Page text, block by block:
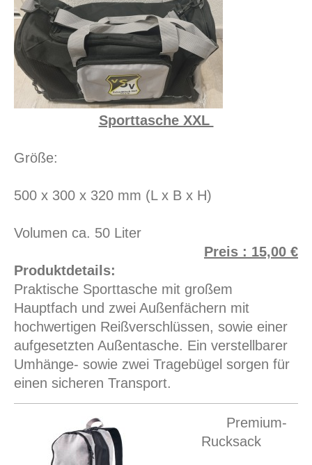
Sporttasche XXL
Größe:
500 x 300 x 320 mm (L x B x H)
Volumen ca. 50 Liter
Preis : 15,00 €
Produktdetails:
Praktische Sporttasche mit großem
Hauptfach und zwei Außenfächern mit
hochwertigen Reißverschlüssen, sowie einer
aufgesetzten Außentasche. Ein verstellbarer
Umhänge- sowie zwei Tragebügel sorgen für
einen sicheren Transport.
Premium-
Rucksack